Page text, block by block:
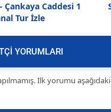
Çankaya Caddesi 1
Tur İzle
YORUMLARI
İlk yorumu